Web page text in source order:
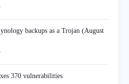
backups as a Trojan (August
370 vulnerabilities